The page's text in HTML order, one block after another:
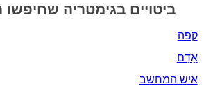
ביטויים בגימטריה
קפה
אָדָם‎
איש המחשב